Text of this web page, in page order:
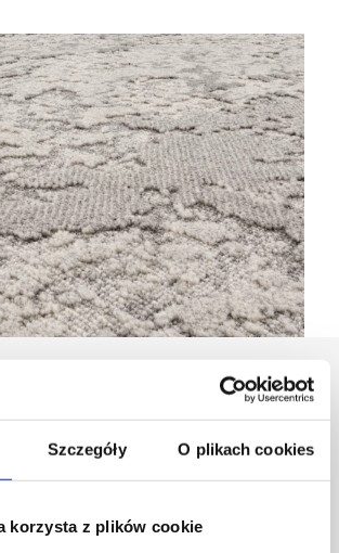
Szczegóły O plikach cookies
korzysta z plików cookie
Agnelli